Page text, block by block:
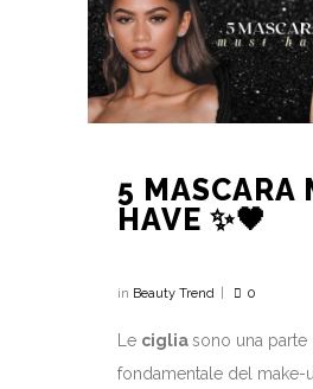
5 MASCARA
HAVE ✨🖤
in Beauty Trend 0
Le cigliasono una parte
fondamentale del make-